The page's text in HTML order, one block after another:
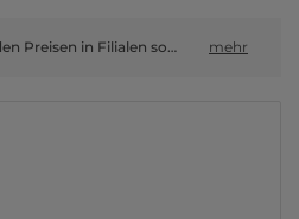
Online-Preise können von den Preisen in Filialen sowie Shop-in-Shop-Flächen abweichen. mehr